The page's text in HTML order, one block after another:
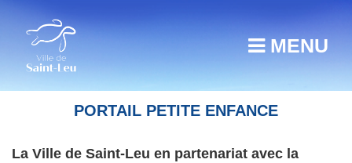
MENU
PORTAIL PETITE ENFANCE
La Ville de Saint-Leu en partenariat avec la